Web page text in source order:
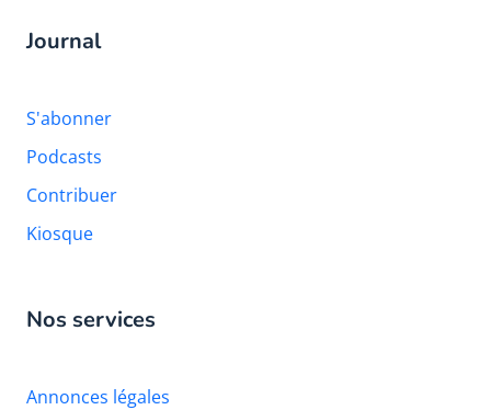
Journal
S'abonner
Podcasts
Contribuer
Kiosque
Nos services
Annonces légales